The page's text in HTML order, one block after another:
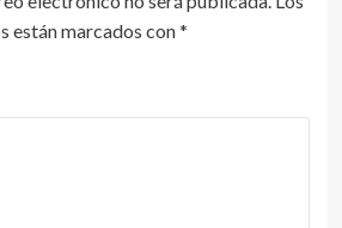
están marcados con*